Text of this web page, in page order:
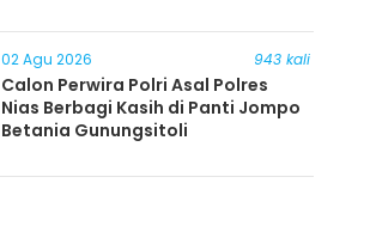
02 Agu 2026 943 kali
Calon Perwira Polri Asal Polres
Nias Berbagi Kasih di Panti Jompo
Betania Gunungsitoli